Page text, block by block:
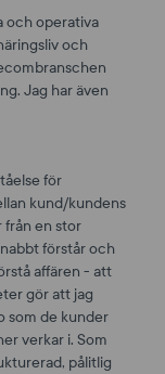
och operativa
och
Jag har även
för
kund/kundens
en stor
förstår och
affären - att
gör att jag
som de kunder
verkar i. Som
pålitlig